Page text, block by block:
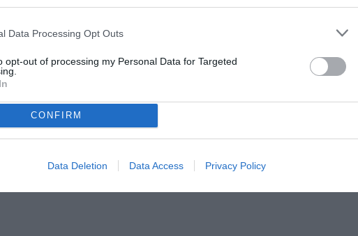
Data Processing Opt Outs
opt-out of processing my Personal Data for Targeted
CONFIRM
Data Deletion Data Access Privacy Policy
e TuttoMercatoWeb.com, dove segue l’attualità
tra notizie, approfondimenti e aggiornamenti dedicati